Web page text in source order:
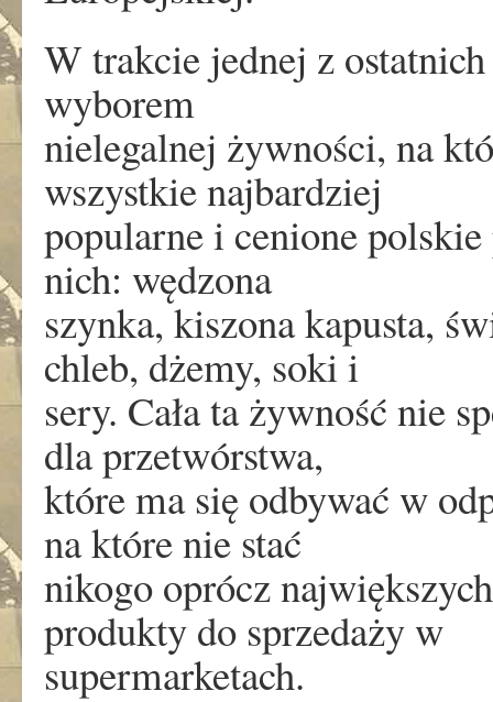
W trakcie jednej z
wyborem
nielegalnej żywności, na
wszystkie najbardziej
popularne i cenione
nich: wędzona
szynka, kiszona kapusta,
chleb, dżemy, soki i
sery. Cała ta żywność nie
dla przetwórstwa,
które ma się odbywać w
na które nie stać
nikogo oprócz
produkty do sprzedaży w
supermarketach.